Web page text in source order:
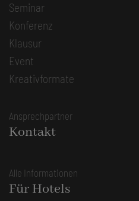
Seminar
Konferenz
Klausur
Event
Kreativformate
Ansprechpartner
Kontakt
Alle Informationen
Für Hotels